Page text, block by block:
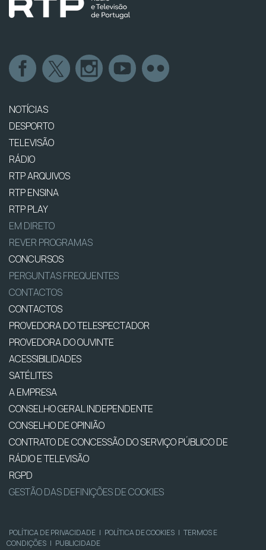
NOTÍCIAS
DESPORTO
TELEVISÃO
RÁDIO
RTP ARQUIVOS
RTP ENSINA
RTP PLAY
EM DIRETO
REVER PROGRAMAS
CONCURSOS
PERGUNTAS FREQUENTES
CONTACTOS
CONTACTOS
PROVEDORA DO TELESPECTADOR
PROVEDORA DO OUVINTE
ACESSIBILIDADES
SATÉLITES
A EMPRESA
CONSELHO GERAL INDEPENDENTE
CONSELHO DE OPINIÃO
CONTRATO DE CONCESSÃO DO SERVIÇO PÚBLICO DE
RÁDIO E TELEVISÃO
RGPD
GESTÃO DAS DEFINIÇÕES DE COOKIES
POLÍTICA DE PRIVACIDADE | POLÍTICA DE COOKIES | TERMOS E
CONDIÇÕES | PUBLICIDADE